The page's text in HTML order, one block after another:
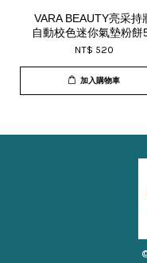
VARA BEAUTY亮采持
自動校色迷你氣墊粉餅
NT$ 520
加入購物車